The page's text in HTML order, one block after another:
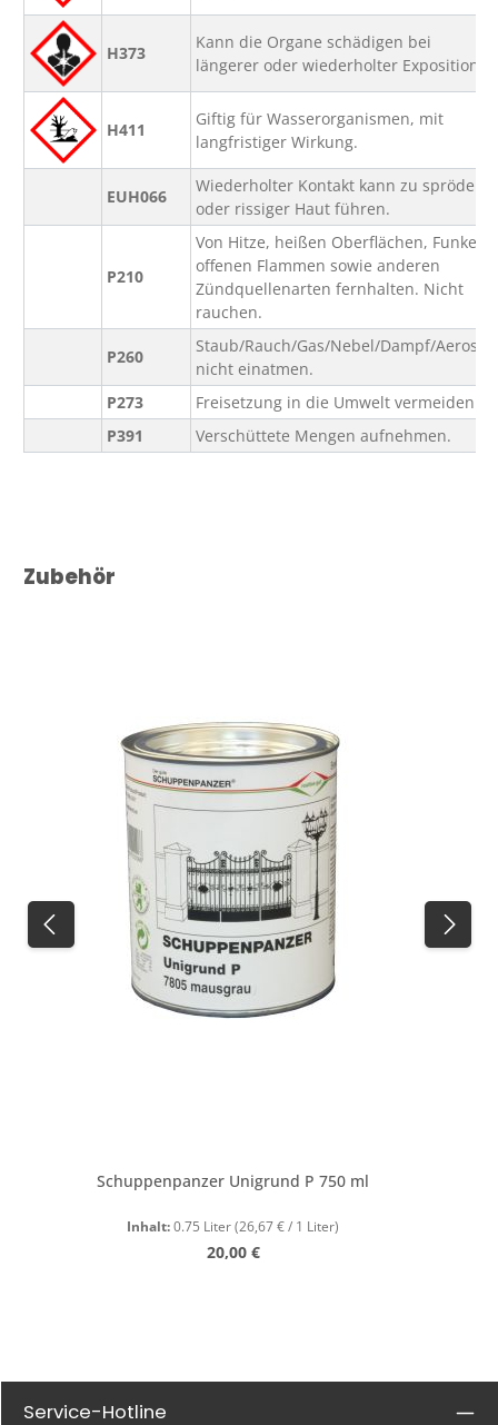
H373
Kann die Organe schädigen bei
längerer oder wiederholter Exposition.
H411
Giftig für Wasserorganismen, mit
langfristiger Wirkung.
EUH066
Wiederholter Kontakt kann zu spröder
oder rissiger Haut führen.
P210
Von Hitze, heißen Oberflächen, Funken,
offenen Flammen sowie anderen
Zündquellenarten fernhalten. Nicht
rauchen.
P260
Staub/Rauch/Gas/Nebel/Dampf/Aerosol
nicht einatmen.
P273
Freisetzung in die Umwelt vermeiden.
P391
Verschüttete Mengen aufnehmen.
Produktgalerie überspringen
Zubehör
Schuppenpanzer Unigrund P 750 ml
Inhalt:0.75 Liter(26,67 € / 1 Liter)
Regulärer Preis:
20,00 €
Service-Hotline